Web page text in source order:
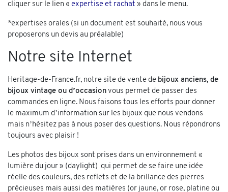
cliquer sur le lien « expertise et rachat » dans le menu.
*expertises orales (si un document est souhaité, nous vous
proposerons un devis au préalable)
Notre site Internet
Heritage-de-France.fr, notre site de vente de bijoux anciens, de
bijoux vintage ou d’occasion vous permet de passer des
commandes en ligne. Nous faisons tous les efforts pour donner
le maximum d’information sur les bijoux que nous vendons
mais n’hésitez pas à nous poser des questions. Nous répondrons
toujours avec plaisir !
Les photos des bijoux sont prises dans un environnement «
lumière du jour » (daylight) qui permet de se faire une idée
réelle des couleurs, des reflets et de la brillance des pierres
précieuses mais aussi des matières (or jaune, or rose, platine ou